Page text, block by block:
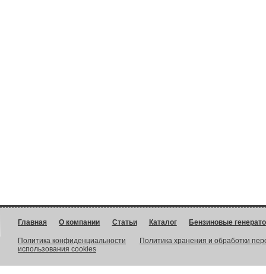
Главная О компании Статьи Каталог Бензиновые
Политика конфиденциальности
Политика хранения и обработки
использования cookies